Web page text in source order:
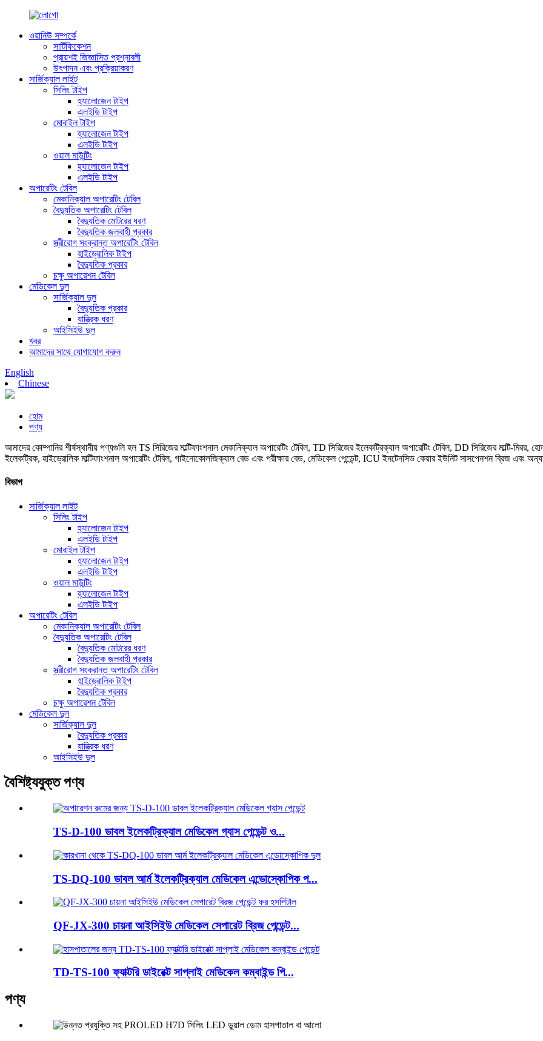
ওয়ানিউ সম্পর্কে
সার্টিফিকেশন
প্রায়শই জিজ্ঞাসিত প্রশ্নাবলী
উৎপাদন এবং প্রক্রিয়াকরণ
সার্জিক্যাল লাইট
সিলিং টাইপ
হ্যালোজেন টাইপ
এলইডি টাইপ
মোবাইল টাইপ
হ্যালোজেন টাইপ
এলইডি টাইপ
ওয়াল মাউন্টিং
হ্যালোজেন টাইপ
এলইডি টাইপ
অপারেটিং টেবিল
মেকানিক্যাল অপারেটিং টেবিল
বৈদ্যুতিক অপারেটিং টেবিল
বৈদ্যুতিক মোটরের ধরণ
বৈদ্যুতিক জলবাহী প্রকার
স্ত্রীরোগ সংক্রান্ত অপারেটিং টেবিল
হাইড্রোলিক টাইপ
বৈদ্যুতিক প্রকার
চক্ষু অপারেশন টেবিল
মেডিকেল দুল
সার্জিক্যাল দুল
বৈদ্যুতিক প্রকার
যান্ত্রিক ধরণ
আইসিইউ দুল
খবর
আমাদের সাথে যোগাযোগ করুন
English
Chinese
হোম
পণ্য
আমাদের কোম্পানির শীর্ষস্থানীয় পণ্যগুলি হল TS সিরিজের মাল্টিফাংশনাল মেকানিক্যাল অপারেটিং টেবিল, TD সিরিজের ইলেকট্রিক্যাল অপারেটিং টেবিল, DD সিরিজের মাল্টি-
ইলেকট্রিক, হাইড্রোলিক মাল্টিফাংশনাল অপারেটিং টেবিল, গাইনোকোলজিক্যাল বেড এবং পরীক্ষার বেড, মেডিকেল পেন্ডেন্ট, ICU ইনটেনসিভ কেয়ার ইউনিট সাসপেনশন ব্রিজ এবং
বিভাগ
সার্জিক্যাল লাইট
সিলিং টাইপ
হ্যালোজেন টাইপ
এলইডি টাইপ
মোবাইল টাইপ
হ্যালোজেন টাইপ
এলইডি টাইপ
ওয়াল মাউন্টিং
হ্যালোজেন টাইপ
এলইডি টাইপ
অপারেটিং টেবিল
মেকানিক্যাল অপারেটিং টেবিল
বৈদ্যুতিক অপারেটিং টেবিল
বৈদ্যুতিক মোটরের ধরণ
বৈদ্যুতিক জলবাহী প্রকার
স্ত্রীরোগ সংক্রান্ত অপারেটিং টেবিল
হাইড্রোলিক টাইপ
বৈদ্যুতিক প্রকার
চক্ষু অপারেশন টেবিল
মেডিকেল দুল
সার্জিক্যাল দুল
বৈদ্যুতিক প্রকার
যান্ত্রিক ধরণ
আইসিইউ দুল
বৈশিষ্ট্যযুক্ত পণ্য
TS-D-100 ডাবল ইলেকট্রিক্যাল মেডিকেল গ্যাস পেন্ডেন্ট ও...
TS-DQ-100 ডাবল আর্ম ইলেকট্রিক্যাল মেডিকেল এন্ডোস্কোপিক প...
QF-JX-300 চায়না আইসিইউ মেডিকেল সেপারেট ব্রিজ পেন্ডেন্ট...
TD-TS-100 ফ্যাক্টরি ডাইরেক্ট সাপ্লাই মেডিকেল কম্বাইন্ড পি...
পণ্য